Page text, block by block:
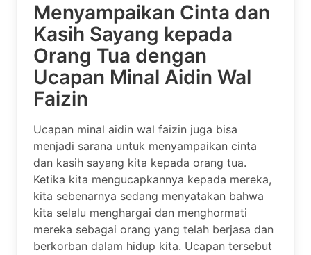
Menyampaikan Cinta dan
Kasih Sayang kepada
Orang Tua dengan
Ucapan Minal Aidin Wal
Faizin
Ucapan minal aidin wal faizin juga bisa
menjadi sarana untuk menyampaikan cinta
dan kasih sayang kita kepada orang tua.
Ketika kita mengucapkannya kepada mereka,
kita sebenarnya sedang menyatakan bahwa
kita selalu menghargai dan menghormati
mereka sebagai orang yang telah berjasa dan
berkorban dalam hidup kita. Ucapan tersebut